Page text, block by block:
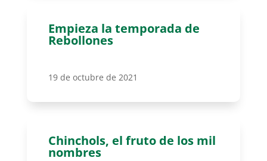
Empieza la temporada de
Rebollones
19 de octubre de 2021
Chinchols, el fruto de los mil
nombres